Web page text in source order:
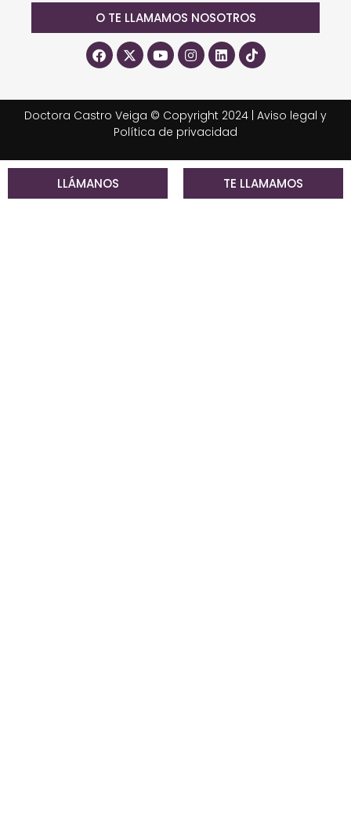
O TE LLAMAMOS NOSOTROS
Doctora Castro Veiga © Copyright 2024 | Aviso legal y
Política de privacidad
LLÁMANOS TE LLAMAMOS